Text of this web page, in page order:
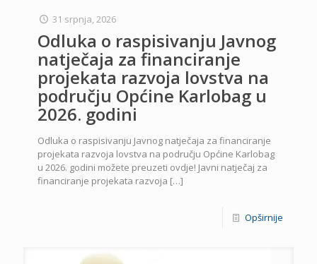
31 srpnja, 2026
Odluka o raspisivanju Javnog
natječaja za financiranje
projekata razvoja lovstva na
području Općine Karlobag u
2026. godini
Odluka o raspisivanju Javnog natječaja za financiranje
projekata razvoja lovstva na području Općine Karlobag
u 2026. godini možete preuzeti ovdje! Javni natječaj za
financiranje projekata razvoja […]
Opširnije